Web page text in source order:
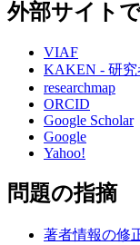
外部サイト
VIAF
KAKEN - 研究
researchmap
ORCID
Google Scholar
Google
Yahoo!
問題の指摘
著者情報の修